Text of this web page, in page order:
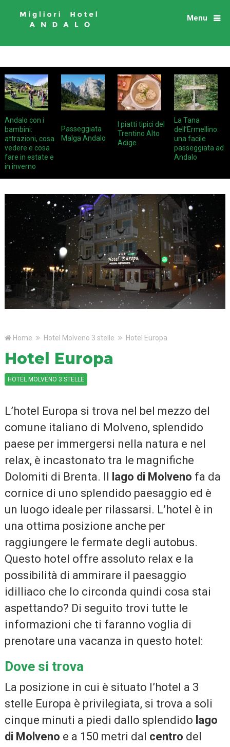
Menu
Andalo con i
bambini:
attrazioni, cosa
vedere e cosa
fare in estate e
in inverno
Passeggiata
Malga Andalo
I piatti tipici del
Trentino Alto
Adige
La Tana
dell’Ermellino:
una facile
passeggiata ad
Andalo
Home Hotel Molveno 3 stelle Hotel Europa
Hotel Europa
HOTEL MOLVENO 3 STELLE
L’hotel Europa si trova nel bel mezzo del
comune italiano di Molveno, splendido
paese per immergersi nella natura e nel
relax, è incastonato tra le magnifiche
Dolomiti di Brenta. Il lago di Molveno fa da
cornice di uno splendido paesaggio ed è
un luogo ideale per rilassarsi. L’hotel è in
una ottima posizione anche per
raggiungere le fermate degli autobus.
Questo hotel offre assoluto relax e la
possibilità di ammirare il paesaggio
idilliaco che lo circonda quindi cosa stai
aspettando? Di seguito trovi tutte le
informazioni che ti faranno voglia di
prenotare una vacanza in questo hotel:
Dove si trova
La posizione in cui è situato l’hotel a 3
stelle Europa è privilegiata, si trova a soli
cinque minuti a piedi dallo splendido lago
di Molveno e a 150 metri dal centro del